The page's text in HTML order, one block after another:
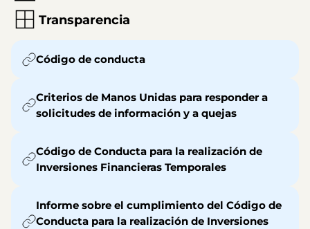
Transparencia
Código de conducta
Criterios de Manos Unidas para responder a
solicitudes de información y a quejas
Código de Conducta para la realización de
Inversiones Financieras Temporales
Informe sobre el cumplimiento del Código de
Conducta para la realización de Inversiones